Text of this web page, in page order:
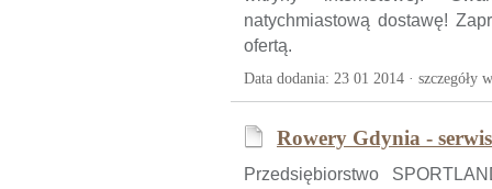
natychmiastową dostawę!
ofertą.
Data dodania: 23 01 2014 · szczegóły
Rowery Gdynia -
Przedsiębiorstwo